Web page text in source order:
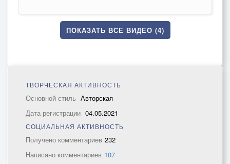
ПОКАЗАТЬ ВСЕ ВИДЕО (4)
ТВОРЧЕСКАЯ АКТИВНОСТЬ
Основной стиль Авторская
Дата регистрации 04.05.2021
СОЦИАЛЬНАЯ АКТИВНОСТЬ
Получено комментариев 232
Написано комментариев 107